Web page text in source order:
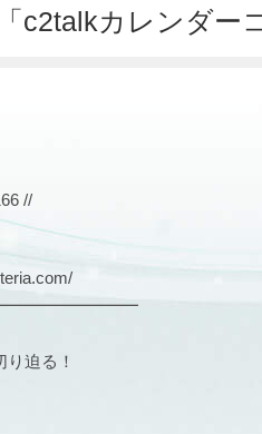
c2talkカレンダー
//
迫る！